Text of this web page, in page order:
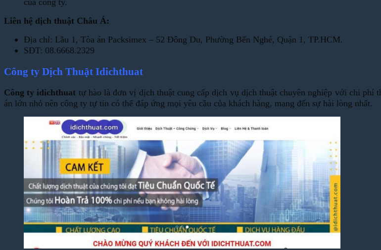
của công ty.
Liên hệ dịch thuật Châu Á:
Địa chỉ: Lầu 1, Tòa án Packsimex – 52 Đông Du, Phường Bến Nghé, Quận 1, TP.HCM.
SĐT: 08.6668.2329
Công ty Dịch Thuật Idichthuat
Công ty idichthuat tự hào là đơn vị dịch thuật cung cấp dịch vụ dịch thuật chuyên nghiệp với chi
án lớn nhỏ nên công ty tự tin có thể đáp ứng mọi yêu cầu của khách hàng, mang đến sự hài lòng nhất.